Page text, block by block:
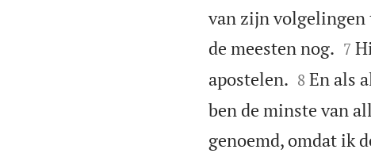
van zijn volgelingen
de meesten nog.
7
apostelen.
8 En als
ben de minste van
genoemd, omdat ik